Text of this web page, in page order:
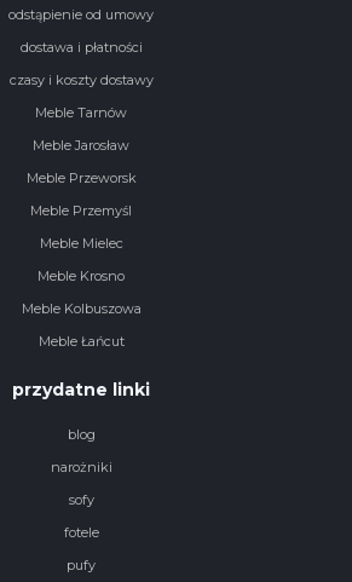
odstąpienie od umowy
dostawa i płatności
czasy i koszty dostawy
Meble Tarnów
Meble Jarosław
Meble Przeworsk
Meble Przemyśl
Meble Mielec
Meble Krosno
Meble Kolbuszowa
Meble Łańcut
przydatne linki
blog
narożniki
sofy
fotele
pufy